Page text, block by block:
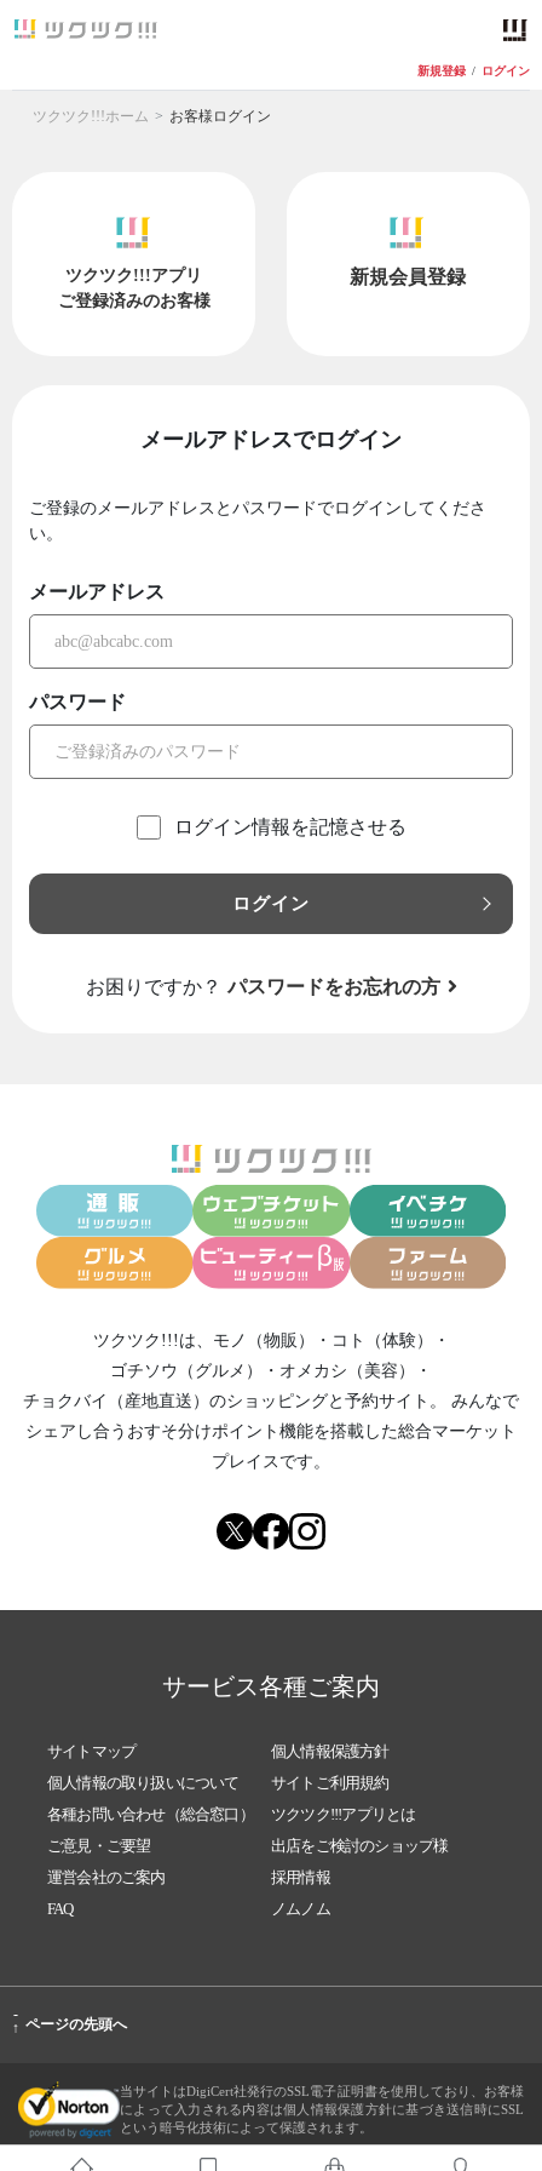
新規登録 / ログイン
ツクツク!!!ホーム お客様ログイン
ツクツク!!!アプリ
ご登録済みのお客様
新規会員登録
メールアドレスでログイン
ご登録のメールアドレスとパスワードでログインしてくださ
い。
メールアドレス
パスワード
ログイン情報を記憶させる
ログイン
お困りですか？ パスワードをお忘れの方
ツクツク!!!は、 モノ（物販） ・ コト（体験）
・
ゴチソウ（グルメ）
・ オメカシ（美容）
・
チョクバイ（産地直送） のショッピングと予約サイト。
みんなで
シェアし合う おすそ分けポイント機能を搭載した総合マーケット
プレイスです。
サービス各種ご案内
サイトマップ
個人情報保護方針
個人情報の取り扱いについて
サイトご利用規約
各種お問い合わせ（総合窓口）
ツクツク!!!アプリとは
ご意見・ご要望
出店をご検討のショップ様
運営会社のご案内
採用情報
FAQ
ノムノム
-
↑ ページの先頭へ
当サイトはDigiCert社発行のSSL電子証明書を使用しており、お客様
によって入力される内容は個人情報保護方針に基づき送信時にSSL
という暗号化技術によって保護されます。